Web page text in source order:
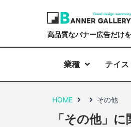
高品質なバナー広告だけ
業種 テイス
HOME その他
「その他」